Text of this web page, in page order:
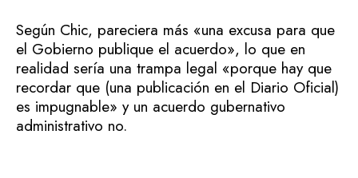
Según Chic, pareciera más «una excusa para que
el Gobierno publique el acuerdo», lo que en
realidad sería una trampa legal «porque hay que
recordar que (una publicación en el Diario Oficial)
es impugnable» y un acuerdo gubernativo
administrativo no.